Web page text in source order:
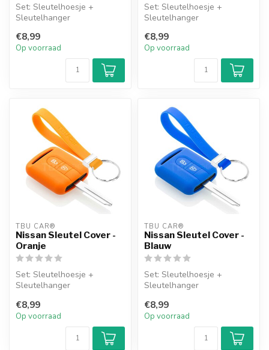
Set: Sleutelhoesje +
Sleutelhanger
€8,99
Op voorraad
Set: Sleutelhoesje +
Sleutelhanger
€8,99
Op voorraad
TBU CAR®
Nissan Sleutel Cover -
Oranje
Set: Sleutelhoesje +
Sleutelhanger
€8,99
Op voorraad
TBU CAR®
Nissan Sleutel Cover -
Blauw
Set: Sleutelhoesje +
Sleutelhanger
€8,99
Op voorraad